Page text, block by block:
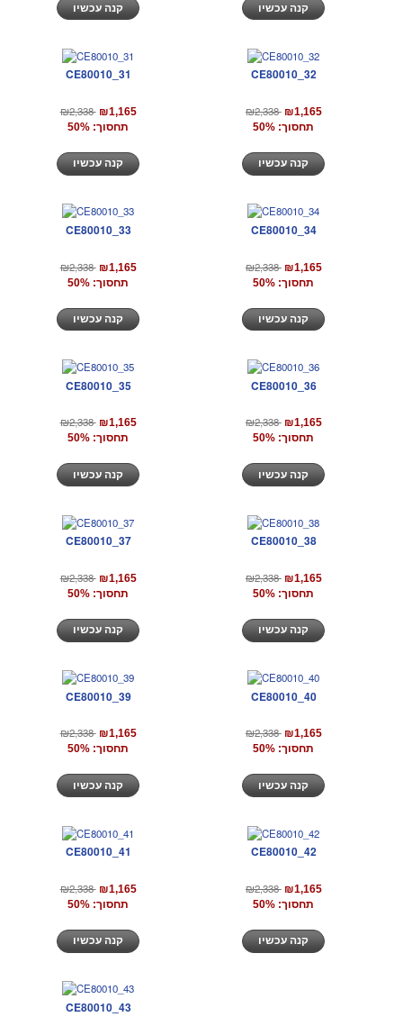
CE80010_31
₪2,338 ₪1,165
תחסוך: 50%
CE80010_32
₪2,338 ₪1,165
תחסוך: 50%
CE80010_33
₪2,338 ₪1,165
תחסוך: 50%
CE80010_34
₪2,338 ₪1,165
תחסוך: 50%
CE80010_35
₪2,338 ₪1,165
תחסוך: 50%
CE80010_36
₪2,338 ₪1,165
תחסוך: 50%
CE80010_37
₪2,338 ₪1,165
תחסוך: 50%
CE80010_38
₪2,338 ₪1,165
תחסוך: 50%
CE80010_39
₪2,338 ₪1,165
תחסוך: 50%
CE80010_40
₪2,338 ₪1,165
תחסוך: 50%
CE80010_41
₪2,338 ₪1,165
תחסוך: 50%
CE80010_42
₪2,338 ₪1,165
תחסוך: 50%
CE80010_43